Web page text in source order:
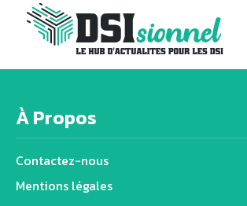
À Propos
Contactez-nous
Mentions légales